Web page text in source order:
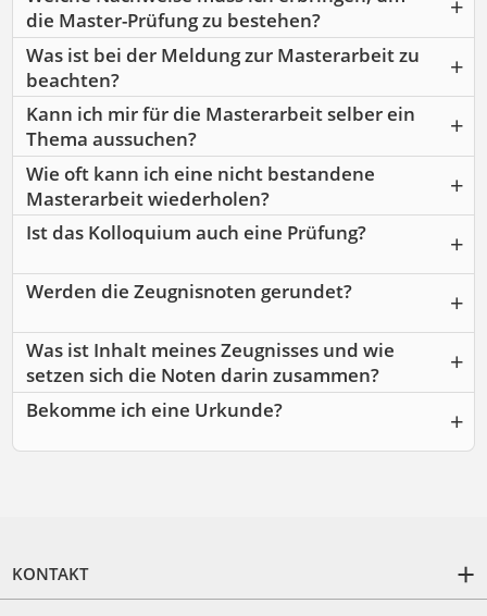
die Master-Prüfung zu bestehen?
Was ist bei der Meldung zur Masterarbeit zu
beachten?
Kann ich mir für die Masterarbeit selber ein
Thema aussuchen?
Wie oft kann ich eine nicht bestandene
Masterarbeit wiederholen?
Ist das Kolloquium auch eine Prüfung?
Werden die Zeugnisnoten gerundet?
Was ist Inhalt meines Zeugnisses und wie
setzen sich die Noten darin zusammen?
Bekomme ich eine Urkunde?
KONTAKT